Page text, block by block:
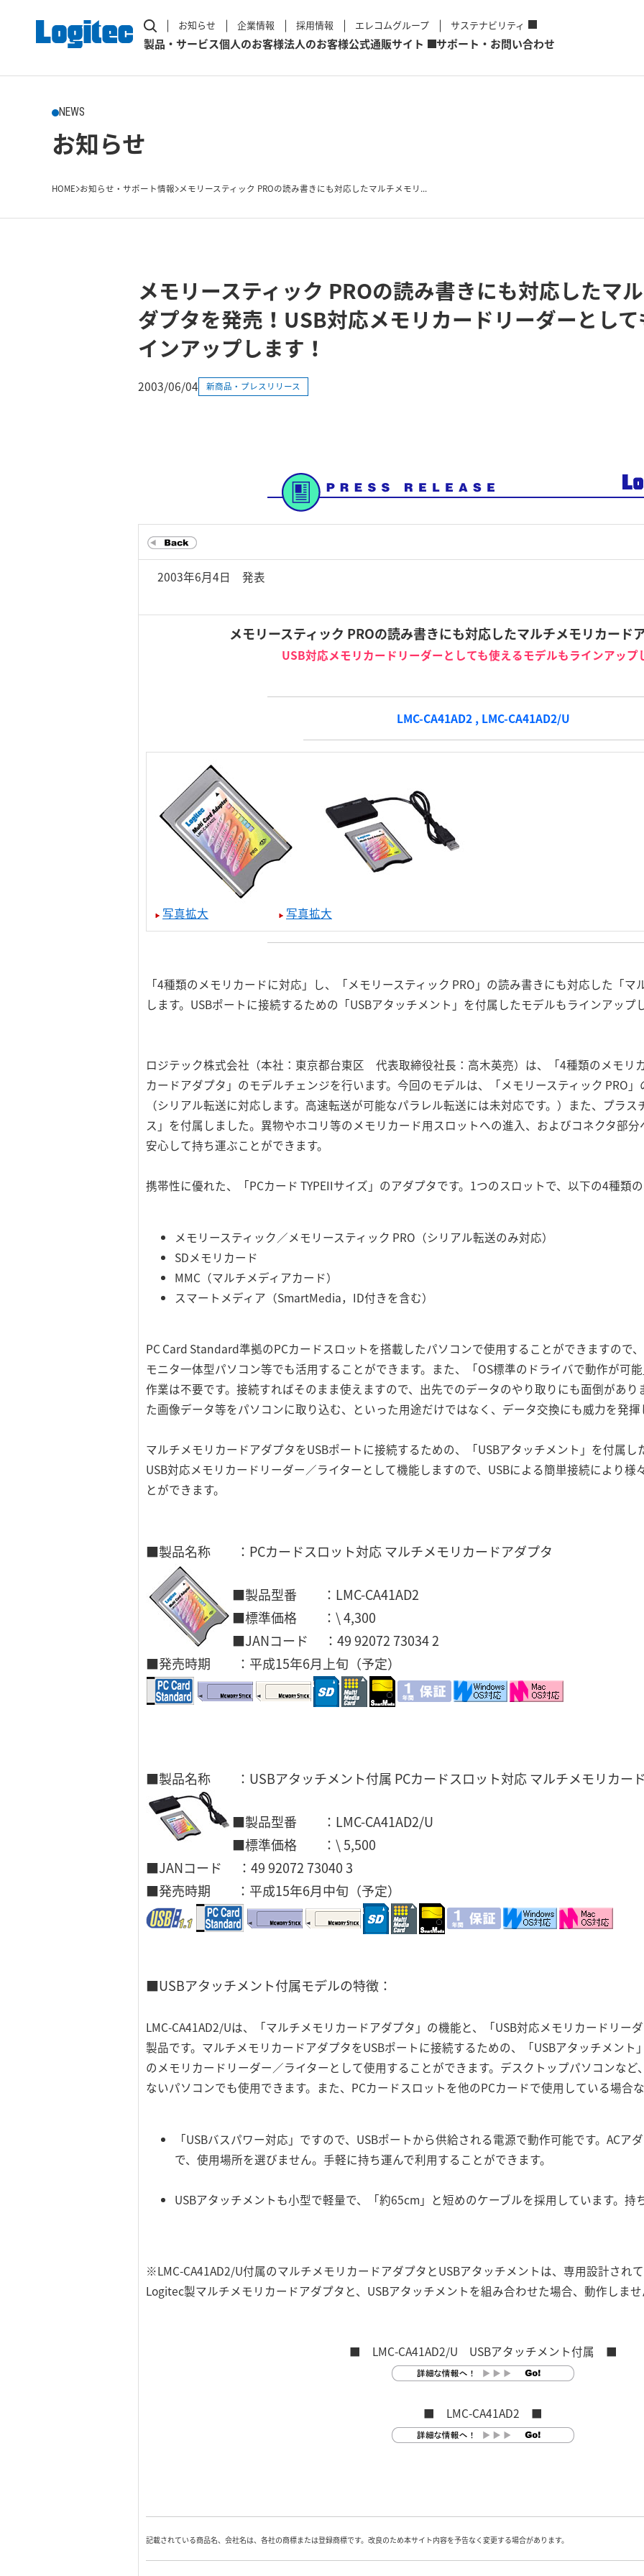
お知らせ 企業情報 採用情報 エレコムグループ サステナビリティ
製品・サービス個人のお客様法人のお客様公式通販サイト サポート・お問い合わせ
NEWS
お知らせ
HOME お知らせ・サポート情報 メモリースティック PROの読み書きにも対応したマルチメモリ...
メモリースティック PROの読み書きにも対応したマ
ダプタを発売！USB対応メモリカードリーダーとし
インアップします！
2003/06/04 新商品・プレスリリース
2003年6月4日 発表
メモリースティック PROの読み書きにも対応したマルチメモリカード
USB対応メモリカードリーダーとしても使えるモデルもラインアップ
LMC-CA41AD2 , LMC-CA41AD2/U
写真拡大 写真拡大
「4種類のメモリカードに対応」し、「メモリースティック PRO」の読み書きにも対応した「
します。USBポートに接続するための「USBアタッチメント」を付属したモデルもラインアップ
ロジテック株式会社（本社：東京都台東区 代表取締役社長：高木英亮）は、「4種類のメモリ
カードアダプタ」のモデルチェンジを行います。今回のモデルは、「メモリースティック PRO
（シリアル転送に対応します。高速転送が可能なパラレル転送には未対応です。）また、プラ
ス」を付属しました。異物やホコリ等のメモリカード用スロットへの進入、およびコネクタ部
安心して持ち運ぶことができます。
携帯性に優れた、「PCカード TYPEIIサイズ」のアダプタです。1つのスロットで、以下の4種類
メモリースティック／メモリースティック PRO（シリアル転送のみ対応）
SDメモリカード
MMC（マルチメディアカード）
スマートメディア（SmartMedia，ID付きを含む）
PC Card Standard準拠のPCカードスロットを搭載したパソコンで使用することができますので
モニタ一体型パソコン等でも活用することができます。また、「OS標準のドライバで動作が可
作業は不要です。接続すればそのまま使えますので、出先でのデータのやり取りにも面倒があ
た画像データ等をパソコンに取り込む、といった用途だけではなく、データ交換にも威力を発揮
マルチメモリカードアダプタをUSBポートに接続するための、「USBアタッチメント」を付属
USB対応メモリカードリーダー／ライターとして機能しますので、USBによる簡単接続により
とができます。
■製品名称 ：PCカードスロット対応 マルチメモリカードアダプタ
■製品型番 ：LMC-CA41AD2
■標準価格 ：\ 4,300
■JANコード ：49 92072 73034 2
■発売時期 ：平成15年6月上旬（予定）
■製品名称 ：USBアタッチメント付属 PCカードスロット対応 マルチメモリカー
■製品型番 ：LMC-CA41AD2/U
■標準価格 ：\ 5,500
■JANコード ：49 92072 73040 3
■発売時期 ：平成15年6月中旬（予定）
■USBアタッチメント付属モデルの特徴：
LMC-CA41AD2/Uは、「マルチメモリカードアダプタ」の機能と、「USB対応メモリカードリー
製品です。マルチメモリカードアダプタをUSBポートに接続するための、「USBアタッチメント
のメモリカードリーダー／ライターとして使用することができます。デスクトップパソコンな
ないパソコンでも使用できます。また、PCカードスロットを他のPCカードで使用している場合
「USBバスパワー対応」ですので、USBポートから供給される電源で動作可能です。ACア
で、使用場所を選びません。手軽に持ち運んで利用することができます。
USBアタッチメントも小型で軽量で、「約65cm」と短めのケーブルを採用しています。持
※LMC-CA41AD2/U付属のマルチメモリカードアダプタとUSBアタッチメントは、専用設計され
Logitec製マルチメモリカードアダプタと、USBアタッチメントを組み合わせた場合、動作しま
■ LMC-CA41AD2/U USBアタッチメント付属 ■
■ LMC-CA41AD2 ■
記載されている商品名、会社名は、各社の商標または登録商標です。改良のため本サイト内容を予告なく変更する場合があります。